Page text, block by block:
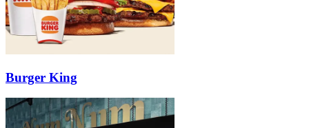
Presentkort
Min Shopping-app
Burger King